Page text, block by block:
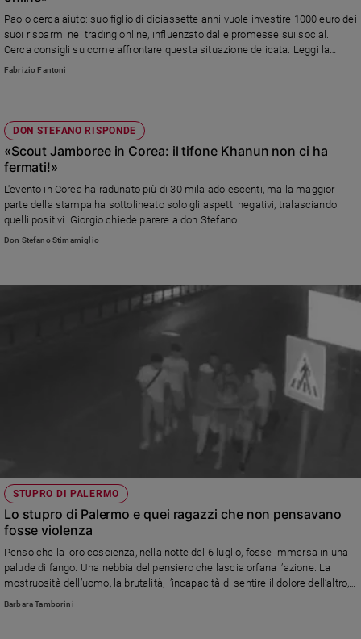
Paolo cerca aiuto: suo figlio di diciassette anni vuole investire 1000 euro dei
suoi risparmi nel trading online, influenzato dalle promesse sui social.
Cerca consigli su come affrontare questa situazione delicata. Leggi la
risposta dell'esperto.
Fabrizio Fantoni
DON STEFANO RISPONDE
«Scout Jamboree in Corea: il tifone Khanun non ci ha
fermati!»
L'evento in Corea ha radunato più di 30 mila adolescenti, ma la maggior
parte della stampa ha sottolineato solo gli aspetti negativi, tralasciando
quelli positivi. Giorgio chiede parere a don Stefano.
Don Stefano Stimamiglio
STUPRO DI PALERMO
Lo stupro di Palermo e quei ragazzi che non pensavano
fosse violenza
Penso che la loro coscienza, nella notte del 6 luglio, fosse immersa in una
palude di fango. Una nebbia del pensiero che lascia orfana l’azione. La
mostruosità dell’uomo, la brutalità, l’incapacità di sentire il dolore dell’altro,
che la ragazza ha visto da vicino, genereranno in lei un danno a breve e a
Barbara Tamborini